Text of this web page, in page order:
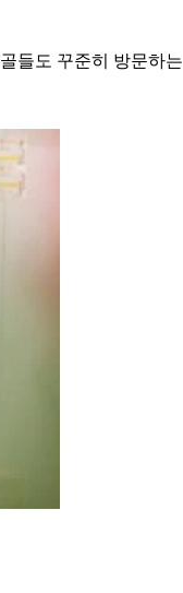
들도 꾸준히 방문하는